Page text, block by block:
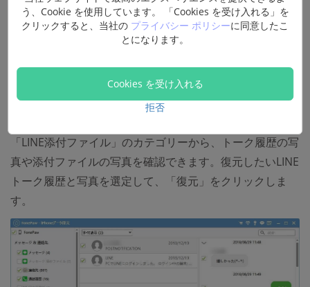
ステップ2. iPhone本体のスキャンによって検出された
「LINE添付ファイル」のカテゴリーから、トーク履歴の写
真や添付ファイルの写真を確認できます。復元したいLINE
トーク履歴と写真を選定して、「復元」をクリックしま
す。
う、Cookie を使用しています。 「Cookies を受け入れる」を
クリックすると、当社の プライバシー ポリシーに同意したこ
とになります。
Cookies を受け入れる
拒否